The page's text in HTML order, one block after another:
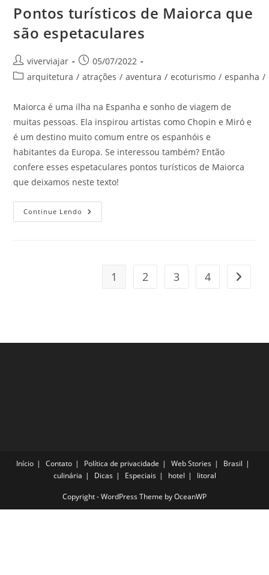
Pontos turísticos de Maiorca que
são espetaculares
Autor
do
viverviajar
Post
publicado:
05/07/2022
Categoria
post:
arquitetura / atrações / aventura / ecoturismo / espanha /
Maiorca é uma ilha na Espanha e sonho de viagem de
muitas pessoas. Ela inspirou artistas como Chopin e Miró e
é um destino muito comum entre os espanhóis e
habitantes da Europa. Se interessou também? Então
confere esses espetaculares pontos turísticos de Maiorca
que deixamos neste texto!
Continue Lendo Pontos
Turísticos
1 2 3 4 Ir para
Início Contato Política de privacidade Web Stories
Brasil
culinária
Dicas Especiais hotel litoral
Copyright - WordPress Theme by OceanWP